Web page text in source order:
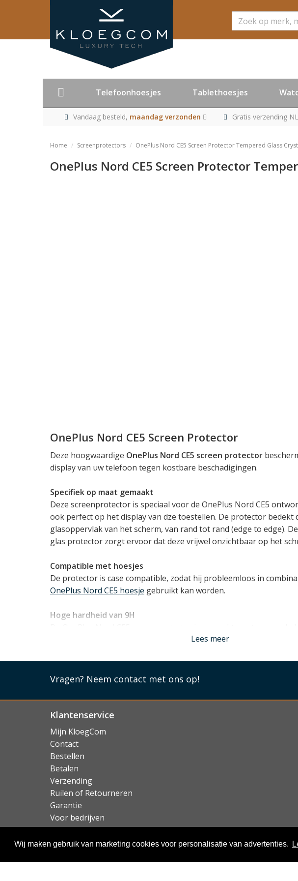
Wij maken gebruik van marketing cookies voor personalisatie van advertenties.
Zoeken
Telefoonhoesjes Tablethoesjes
Vandaag besteld, maandag verzonden Gratis verzending
Home Screenprotectors OnePlus Nord CE5 Screen Protector Tempered Glass
OnePlus Nord CE5 Screen Protector
OnePlus Nord CE5 Screen Protector
Deze hoogwaardige OnePlus Nord CE5 screen protector
display van uw telefoon tegen kostbare beschadigingen.
Specifiek op maat gemaakt
Deze screenprotector is speciaal voor de OnePlus Nord CE5
ook perfect op het display van dze toestellen. De protector bedekt
glasoppervlak van het scherm, van rand tot rand (edge to edge).
glas protector zorgt ervoor dat deze vrijwel onzichtbaar op het
Compatible met hoesjes
De protector is case compatible, zodat hij probleemloos in
OnePlus Nord CE5 hoesje gebruikt kan worden.
Hoge hardheid van 9H
hardheid van 9H. Dit betekent dat het geharde glas extreem
Lees meer
Vragen? Neem contact met ons op!
Klantenservice
Mijn KloegCom
Contact
Bestellen
Betalen
Verzending
Ruilen of Retourneren
Garantie
Voor bedrijven
Over KloegCom.nl